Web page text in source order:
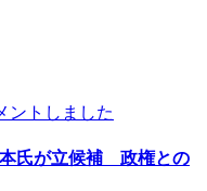
ントしました
本氏が立候補 政権との